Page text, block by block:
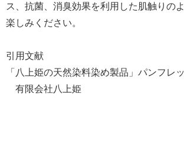
ス、抗菌、消臭効果を利用した肌触りの
楽しみください。
引用文献
「八上姫の天然染料染め製品」パンフレ
有限会社八上姫